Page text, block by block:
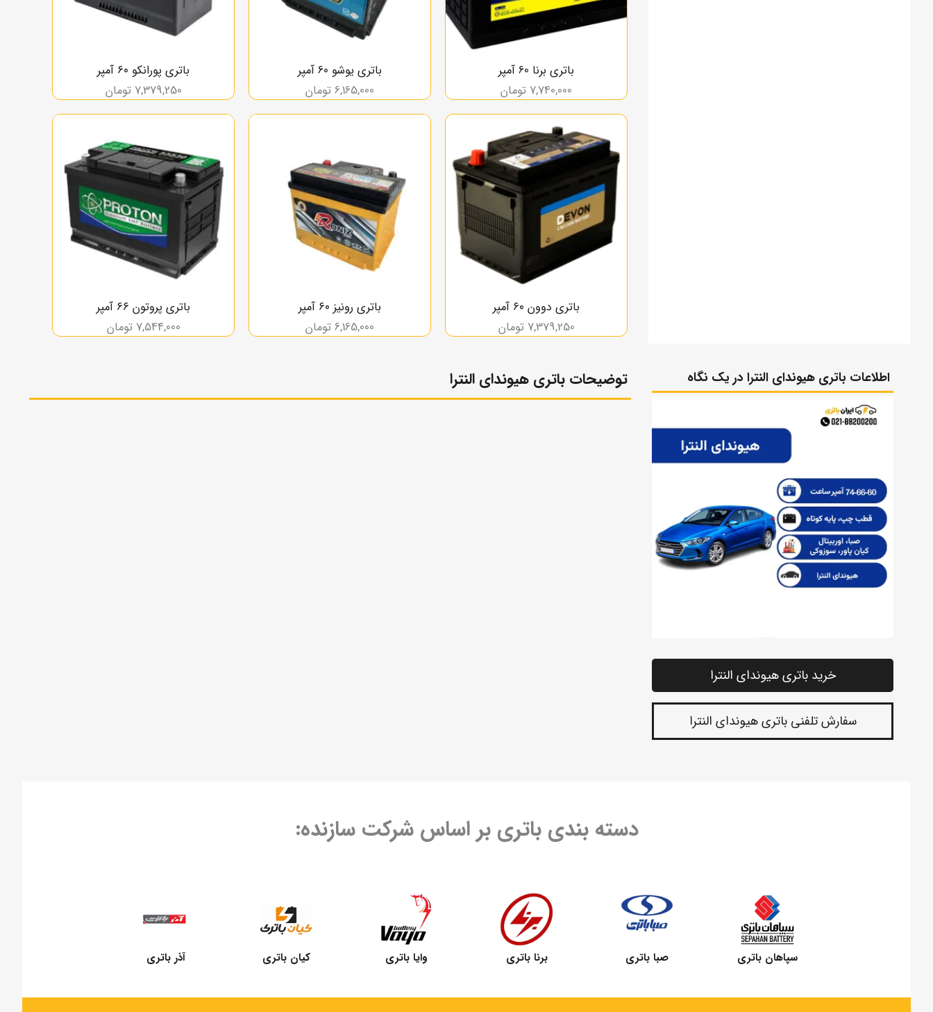
باتری برنا 60 آمپر
7,740,000 تومان
باتری یوشو 60 آمپر
6,165,000 تومان
باتری پورانکو ۶۰ آمپر
7,379,250 تومان
باتری دوون ۶۰ آمپر
7,379,250 تومان
باتری رونیز ۶۰ آمپر
6,165,000 تومان
باتری پروتون ۶۶ آمپر
7,544,000 تومان
اطلاعات باتری هیوندای النترا در یک نگاه
خرید باتری هیوندای النترا
سفارش تلفنی باتری هیوندای النترا
توضیحات باتری هیوندای النترا
دسته بندی باتری بر اساس شرکت سازنده:
سپاهان باتری صبا باتری برنا باتری وایا باتری کیان باتری آذر باتری